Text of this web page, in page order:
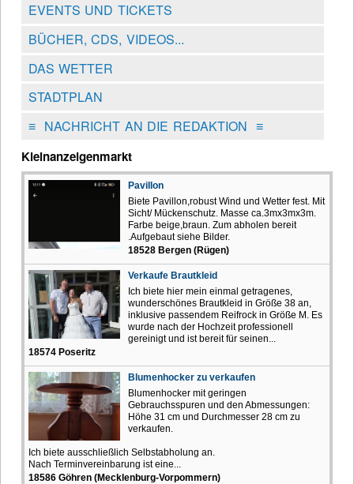
EVENTS UND TICKETS
BÜCHER, CDS, VIDEOS...
DAS WETTER
STADTPLAN
≡NACHRICHT AN DIE REDAKTION ≡
Kleinanzeigenmarkt
Pavillon
Biete Pavillon,robust Wind und Wetter fest. Mit
Sicht/ Mückenschutz. Masse ca.3mx3mx3m.
Farbe beige,braun. Zum abholen bereit
.Aufgebaut siehe Bilder.
18528 Bergen (Rügen)
Verkaufe Brautkleid
Ich biete hier mein einmal getragenes,
wunderschönes Brautkleid in Größe 38 an,
inklusive passendem Reifrock in Größe M. Es
wurde nach der Hochzeit professionell
gereinigt und ist bereit für seinen...
18574 Poseritz
Blumenhocker zu verkaufen
Blumenhocker mit geringen
Gebrauchsspuren und den Abmessungen:
Höhe 31 cm und Durchmesser 28 cm zu
verkaufen.
Ich biete ausschließlich Selbstabholung an.
Nach Terminvereinbarung ist eine...
18586 Göhren (Mecklenburg-Vorpommern)